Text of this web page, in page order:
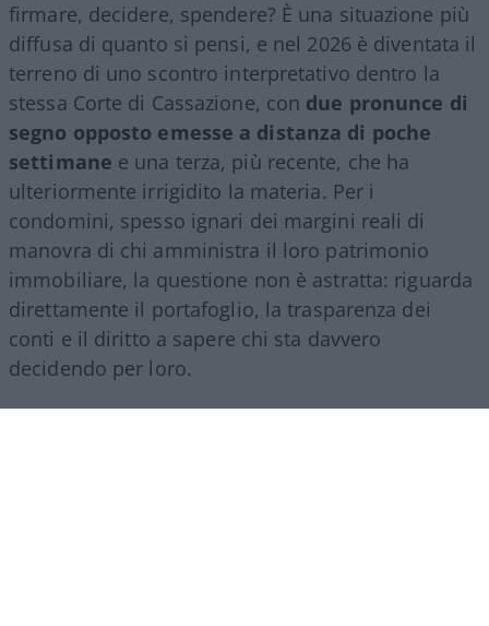
firmare, decidere, spendere? È una situazione più
diffusa di quanto si pensi, e nel 2026 è diventata il
terreno di uno scontro interpretativo dentro la
stessa Corte di Cassazione, con due pronunce di
segno opposto emesse a distanza di poche
settimane e una terza, più recente, che ha
ulteriormente irrigidito la materia. Per i
condomini, spesso ignari dei margini reali di
manovra di chi amministra il loro patrimonio
immobiliare, la questione non è astratta: riguarda
direttamente il portafoglio, la trasparenza dei
conti e il diritto a sapere chi sta davvero
decidendo per loro.